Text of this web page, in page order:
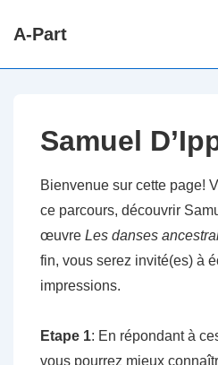
passer
A-Part
Samuel
Bienvenue sur cette page!
ce parcours, découvrir
œuvre Les danses
fin, vous serez invité(es) à
impressions.
Etape 1: En répondant à
vous pourrez mieux